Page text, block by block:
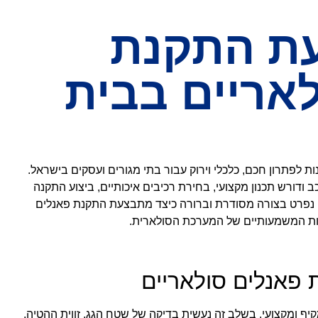
התקנת
בבית
לפתרון חכם, כלכלי וירוק עבור בתי מגורים ועסקים בישראל.
תכנון מקצועי, בחירת רכיבים איכותיים, ביצוע התקנה
נפרט בצורה מסודרת וברורה כיצד מתבצעת התקנת פאנלים
המשמעותיים של המערכת הסולארית.
פאנלים סולאריים
ומקצועי. בשלב זה נעשית בדיקה של שטח הגג, זווית ההטיה,